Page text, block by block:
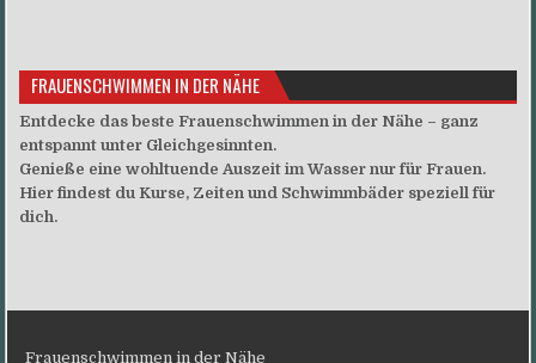
FRAUENSCHWIMMEN IN DER NÄHE
Entdecke das beste Frauenschwimmen in der Nähe – ganz
entspannt unter Gleichgesinnten.
Genieße eine wohltuende Auszeit im Wasser nur für Frauen.
Hier findest du Kurse, Zeiten und Schwimmbäder speziell für
dich.
Frauenschwimmen in der Nähe